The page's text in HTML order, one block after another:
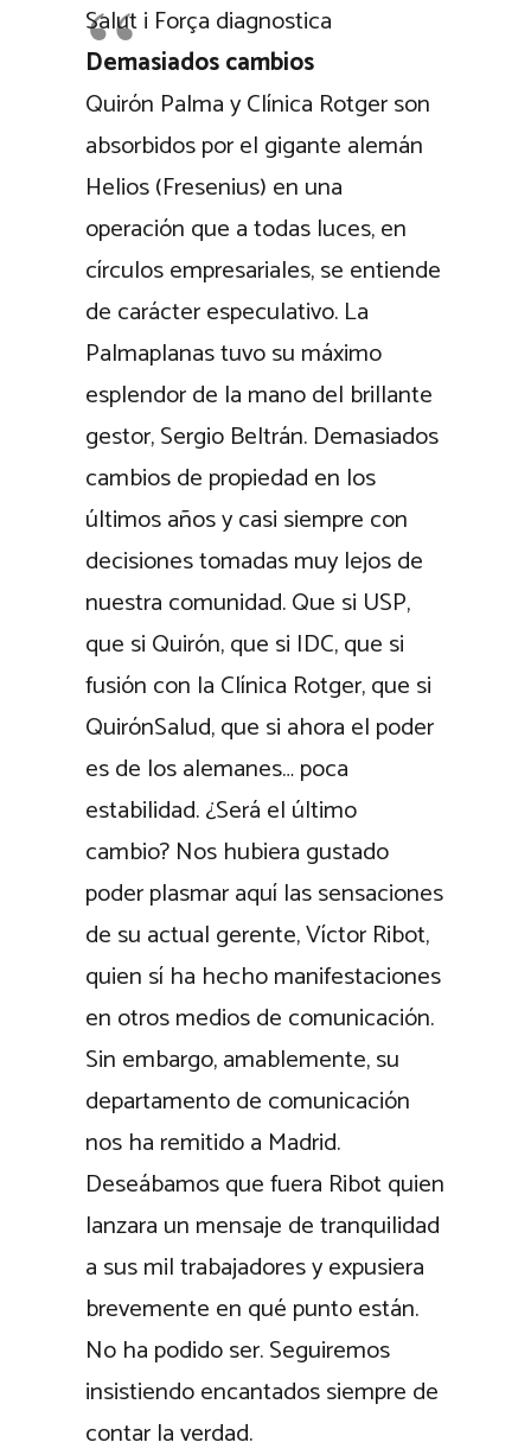
Salut i Força diagnostica
Demasiados cambios
Quirón Palma y Clínica Rotger son
absorbidos por el gigante alemán
Helios (Fresenius) en una
operación que a todas luces, en
círculos empresariales, se entiende
de carácter especulativo. La
Palmaplanas tuvo su máximo
esplendor de la mano del brillante
gestor, Sergio Beltrán. Demasiados
cambios de propiedad en los
últimos años y casi siempre con
decisiones tomadas muy lejos de
nuestra comunidad. Que si USP,
que si Quirón, que si IDC, que si
fusión con la Clínica Rotger, que si
QuirónSalud, que si ahora el poder
es de los alemanes… poca
estabilidad. ¿Será el último
cambio? Nos hubiera gustado
poder plasmar aquí las sensaciones
de su actual gerente, Víctor Ribot,
quien sí ha hecho manifestaciones
en otros medios de comunicación.
Sin embargo, amablemente, su
departamento de comunicación
nos ha remitido a Madrid.
Deseábamos que fuera Ribot quien
lanzara un mensaje de tranquilidad
a sus mil trabajadores y expusiera
brevemente en qué punto están.
No ha podido ser. Seguiremos
insistiendo encantados siempre de
contar la verdad.